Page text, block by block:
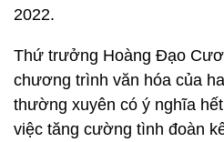
2022.
Thứ trưởng Hoàng Đạo
chương trình văn hóa của
thường xuyên có ý nghĩa
việc tăng cường tình đoàn